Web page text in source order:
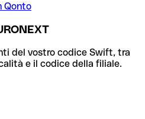
Qonto
del vostro codice Swift, tra
e il codice della filiale.